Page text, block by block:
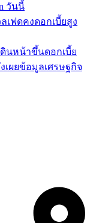
วันนี้
เฟดคงดอกเบี้ยสูง
นหน้าขึ้นดอกเบี้ย
ผยข้อมูลเศรษฐกิจ